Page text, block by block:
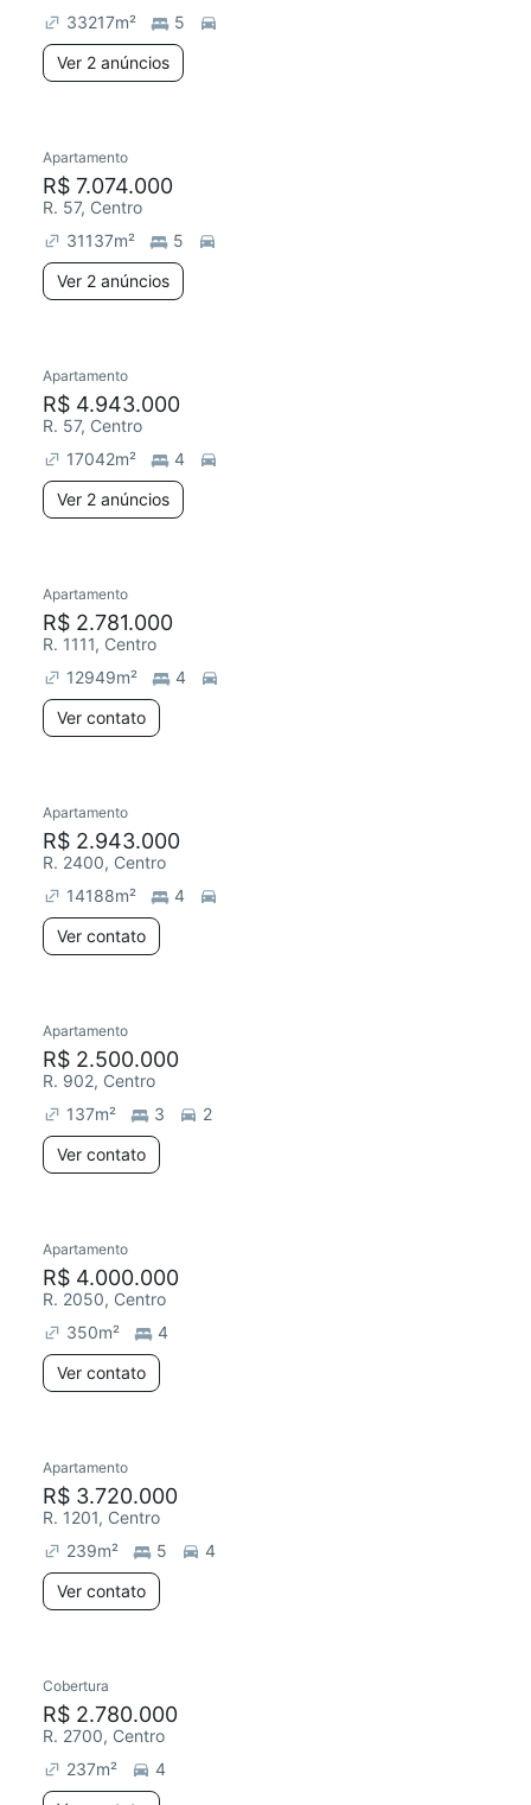
33217m²
5
Ver 2 anúncios
Apartamento
R$ 7.074.000
R. 57, Centro
31137m²
5
Ver 2 anúncios
Apartamento
R$ 4.943.000
R. 57, Centro
17042m²
4
Ver 2 anúncios
Apartamento
R$ 2.781.000
R. 1111, Centro
12949m²
4
Ver contato
Apartamento
R$ 2.943.000
R. 2400, Centro
14188m²
4
Ver contato
Apartamento
R$ 2.500.000
R. 902, Centro
137m² 3
2
Ver contato
Apartamento
R$ 4.000.000
R. 2050, Centro
350m²
4
Ver contato
Apartamento
R$ 3.720.000
R. 1201, Centro
239m² 5
4
Ver contato
Cobertura
R$ 2.780.000
R. 2700, Centro
237m²
4